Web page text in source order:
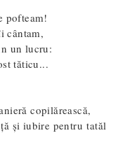
pofteam!
cântam,
un lucru:
tăticu...
copilărească,
și iubire pentrutatăl